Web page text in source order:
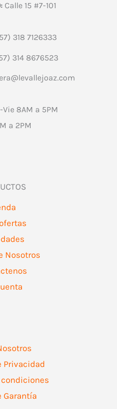
Calle 15 #7-101
318 7126333
314 8676523
8AM a 5PM
a 2PM
Nosotros
Privacidad
Garantía